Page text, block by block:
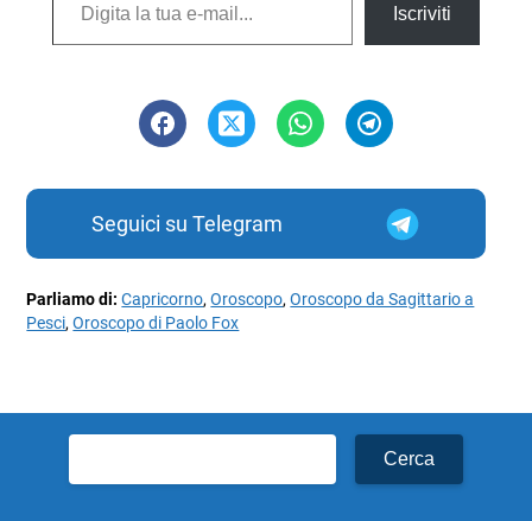
Iscriviti
Seguici su Telegram
Parliamo di:Capricorno,Oroscopo,Oroscopo da Sagittario a
Pesci,Oroscopo di Paolo Fox
per: